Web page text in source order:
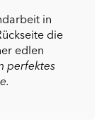
in
die
edlen
perfektes